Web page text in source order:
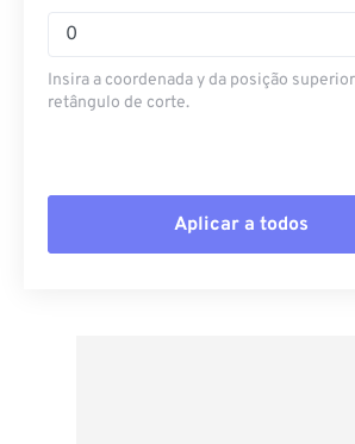
Insira a coordenada y da posição
retângulo de corte.
Aplicar a todos